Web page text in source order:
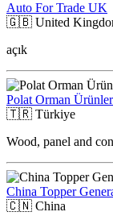
Auto For Trade UK
🇬🇧 United
açık
Polat Orman
🇹🇷 Türkiye
Wood, panel and
China Topper
🇨🇳 China